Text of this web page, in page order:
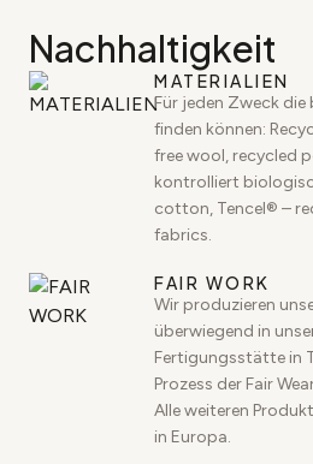
Nachhaltigkeit
MATERIALIEN
Für jeden Zweck die
finden können:
free wool, recycled
kontrolliert
cotton, Tencel® –
fabrics.
FAIR WORK
Wir produzieren
überwiegend in
Fertigungsstätte in
Prozess der Fair
Alle weiteren
in Europa.